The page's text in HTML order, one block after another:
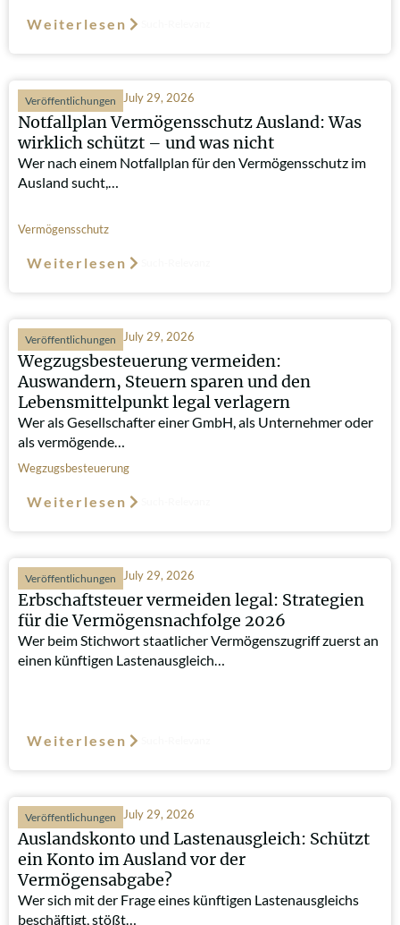
Weiterlesen
Veröffentlichungen July 29, 2026
Notfallplan Vermögensschutz Ausland: Was
wirklich schützt – und was nicht
Wer nach einem Notfallplan für den Vermögensschutz im
Ausland sucht,…
Vermögensschutz
Weiterlesen
Veröffentlichungen July 29, 2026
Wegzugsbesteuerung vermeiden:
Auswandern, Steuern sparen und den
Lebensmittelpunkt legal verlagern
Wer als Gesellschafter einer GmbH, als Unternehmer oder
als vermögende…
Wegzugsbesteuerung
Weiterlesen
Veröffentlichungen July 29, 2026
Erbschaftsteuer vermeiden legal: Strategien
für die Vermögensnachfolge 2026
Wer beim Stichwort staatlicher Vermögenszugriff zuerst an
einen künftigen Lastenausgleich…
Weiterlesen
Veröffentlichungen July 29, 2026
Auslandskonto und Lastenausgleich: Schützt
ein Konto im Ausland vor der
Vermögensabgabe?
Wer sich mit der Frage eines künftigen Lastenausgleichs
beschäftigt, stößt…